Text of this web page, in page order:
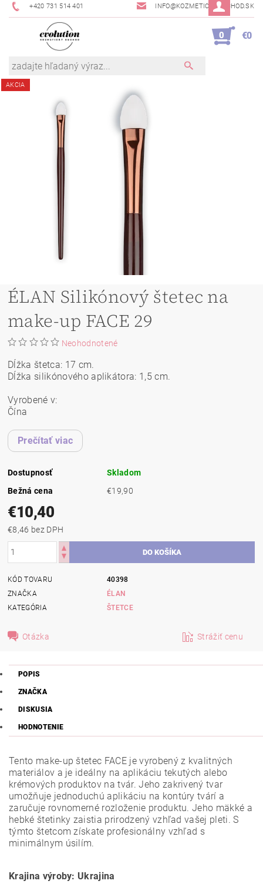
+420 731 514 401 INFO@KOZMETICKYOBCHOD.SK
0 €0
AKCIA
ÉLAN Silikónový štetec na
make-up FACE 29
Neohodnotené
Dĺžka štetca: 17 cm.
Dĺžka silikónového aplikátora: 1,5 cm.
Vyrobené v:
Čína
Prečítať viac
Dostupnosť
Skladom
Bežná cena
€19,90
€10,40
€8,46 bez DPH
KÓD TOVARU
40398
ZNAČKA
ÉLAN
KATEGÓRIA
ŠTETCE
Otázka Strážiť cenu
POPIS
ZNAČKA
DISKUSIA
HODNOTENIE
Tento make-up štetec FACE je vyrobený z kvalitných
materiálov a je ideálny na aplikáciu tekutých alebo
krémových produktov na tvár. Jeho zakrivený tvar
umožňuje jednoduchú aplikáciu na kontúry tvárí a
zaručuje rovnomerné rozloženie produktu. Jeho mäkké a
hebké štetinky zaistia prirodzený vzhľad vašej pleti. S
týmto štetcom získate profesionálny vzhľad s
minimálnym úsilím.
Krajina výroby: Ukrajina